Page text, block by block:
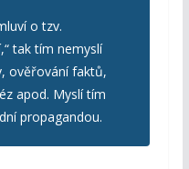
o tzv.
tak tím nemyslí
ověřování faktů,
apod. Myslí tím
propagandou.